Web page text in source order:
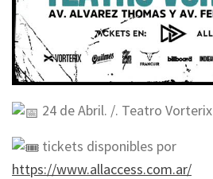
24 de Abril. /. Teatro Vorterix
tickets disponibles por
https://www.allaccess.com.ar/